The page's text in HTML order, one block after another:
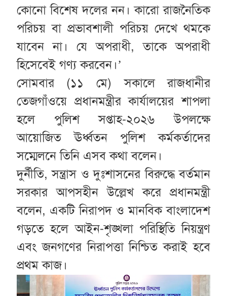
কোনো বিশেষ দলের নন। কারো রাজনৈতিক
পরিচয় বা প্রভাবশালী পরিচয় দেখে থমকে
যাবেন না। যে অপরাধী, তাকে অপরাধী
হিসেবেই গণ্য করবেন।’
সোমবার (১১ মে) সকালে রাজধানীর
তেজগাঁওয়ে প্রধানমন্ত্রীর কার্যালয়ের শাপলা
হলে পুলিশ সপ্তাহ-২০২৬ উপলক্ষে
আয়োজিত ঊর্ধ্বতন পুলিশ কর্মকর্তাদের
সম্মেলনে তিনি এসব কথা বলেন।
দুর্নীতি, সন্ত্রাস ও দুঃশাসনের বিরুদ্ধে বর্তমান
সরকার আপসহীন উল্লেখ করে প্রধানমন্ত্রী
বলেন, একটি নিরাপদ ও মানবিক বাংলাদেশ
গড়তে হলে আইন-শৃঙ্খলা পরিস্থিতি নিয়ন্ত্রণ
এবং জনগণের নিরাপত্তা নিশ্চিত করাই হবে
প্রথম কাজ।